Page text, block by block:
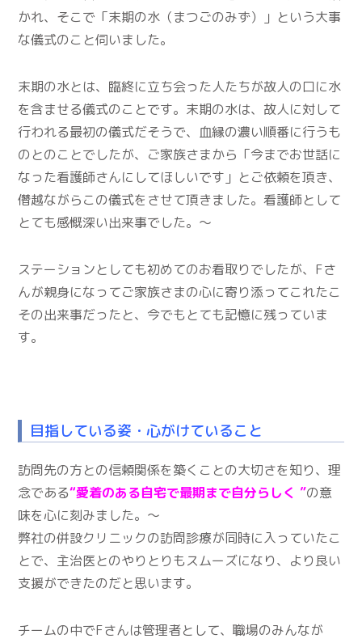
かれ、そこで「末期の水（まつごのみず）」という大事
な儀式のこと伺いました。
末期の水とは、臨終に立ち会った人たちが故人の口に水
を含ませる儀式のことです。末期の水は、故人に対して
行われる最初の儀式だそうで、血縁の濃い順番に行うも
のとのことでしたが、ご家族さまから「今までお世話に
なった看護師さんにしてほしいです」とご依頼を頂き、
僭越ながらこの儀式をさせて頂きました。看護師として
とても感慨深い出来事でした。～
ステーションとしても初めてのお看取りでしたが、Fさ
んが親身になってご家族さまの心に寄り添ってこれたこ
その出来事だったと、今でもとても記憶に残っていま
す。
目指している姿・心がけていること
訪問先の方との信頼関係を築くことの大切さを知り、理
念である“愛着のある自宅で最期まで自分らしく ”の意
味を心に刻みました。～
弊社の併設クリニックの訪問診療が同時に入っていたこ
とで、主治医とのやりとりもスムーズになり、より良い
支援ができたのだと思います。
チームの中でFさんは管理者として、職場のみんなが